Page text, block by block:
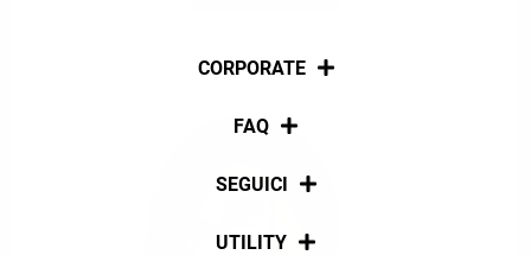
CORPORATE
Chi siamo
FAQ
Pagamenti
SEGUICI
Social
UTILITY